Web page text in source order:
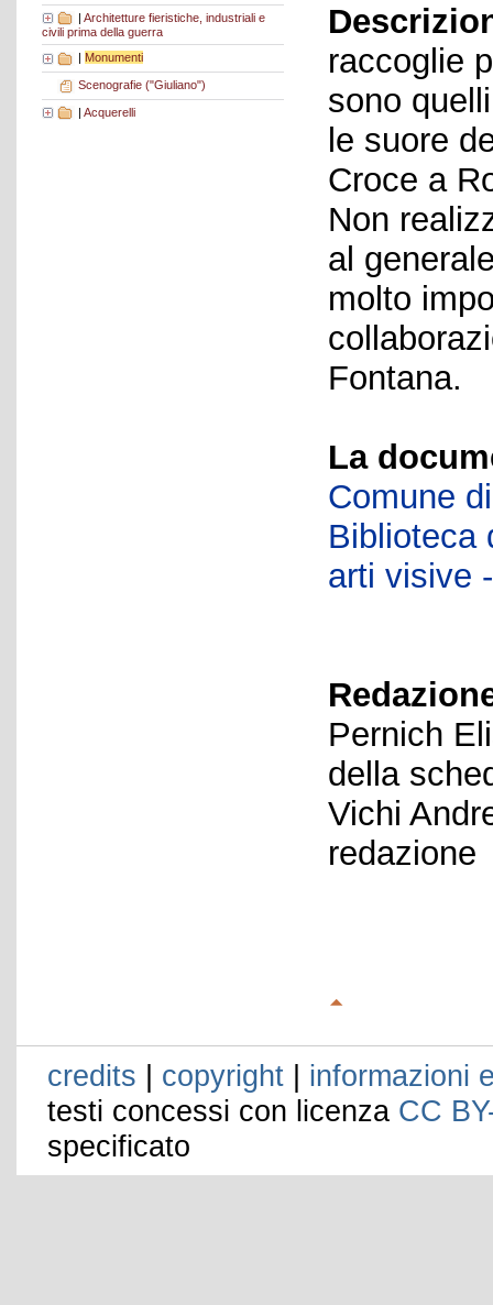
| Architetture fieristiche, industriali e
civili prima della guerra
Monumenti
Scenografie ("Giuliano")
| Acquerelli
raccoglie
sono
le suore
Croce a
Non
al
molto
Fontana.
La
Comune
Biblioteca
arti visive
Pernich
della
Vichi
redazione
credits | copyright | informazioni
testi concessi con licenza CC
specificato